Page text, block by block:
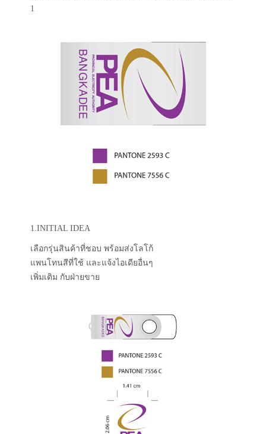
1
1.INITIAL IDEA
เลือกรุ่นสินค้าที่ชอบ พร้อมส่งโลโก้
แพนโทนสีที่ใช้ และแจ้งไอเดียอื่นๆ
เพิ่มเติม กับฝ่ายขาย